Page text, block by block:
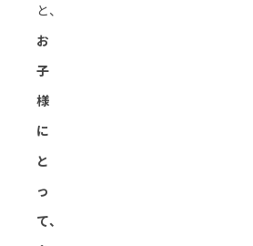
と、
お
子
様
に
と
っ
て、